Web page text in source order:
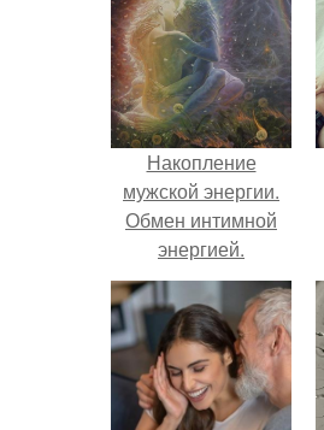
Накопление
мужской энергии.
Обмен интимной
энергией.